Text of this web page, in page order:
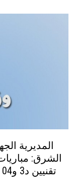
المديرية
تقنيين د3 و04 تقنيين د4. آخر أجل هو 21 يناير 2022